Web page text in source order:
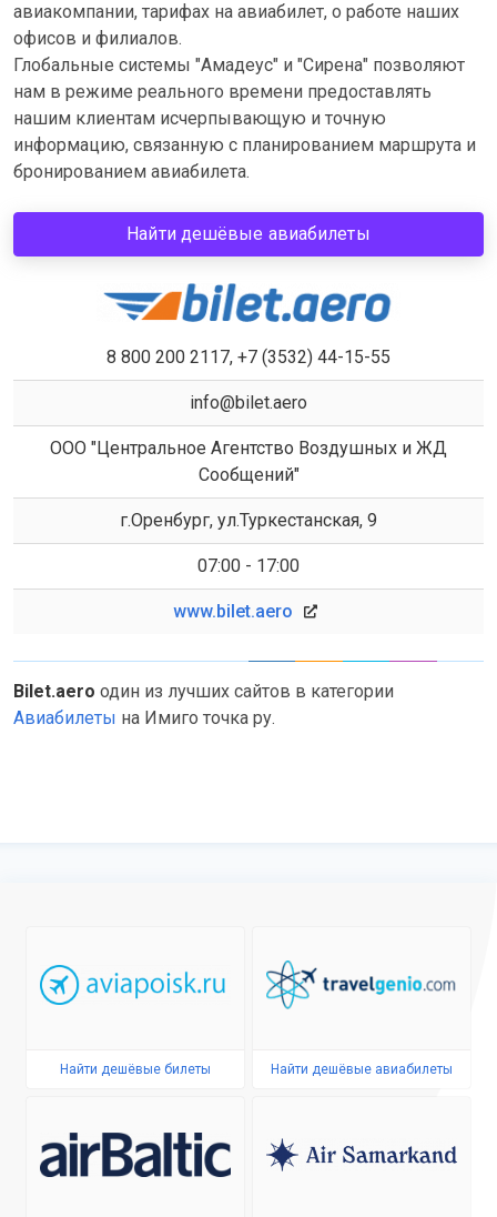
авиакомпании, тарифах на авиабилет, о работе наших
офисов и филиалов.
Глобальные системы "Амадеус" и "Сирена" позволяют
нам в режиме реального времени предоставлять
нашим клиентам исчерпывающую и точную
информацию, связанную с планированием маршрута и
бронированием авиабилета.
Найти дешёвые авиабилеты
8 800 200 2117, +7 (3532) 44-15-55
info@bilet.aero
ООО "Центральное Агентство Воздушных и ЖД
Сообщений"
г.Оренбург, ул.Туркестанская, 9
07:00 - 17:00
www.bilet.aero
Bilet.aero один из лучших сайтов в категории
Авиабилеты на Имиго точка ру.
Найти дешёвые билеты Найти дешёвые авиабилеты